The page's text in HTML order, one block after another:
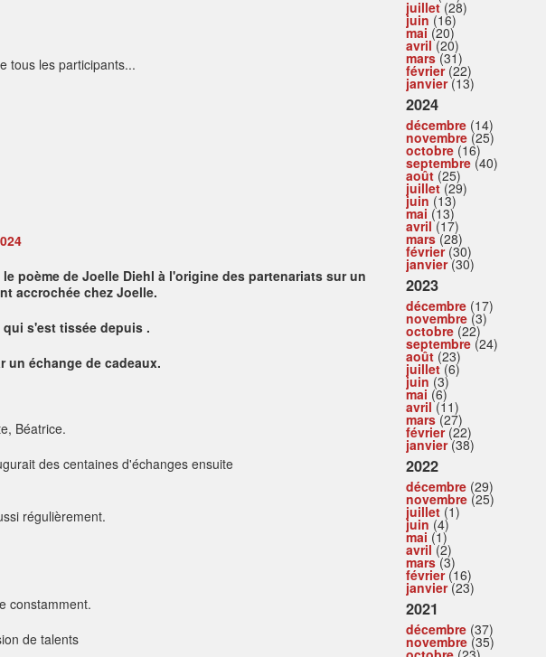
tous les participants...
poème de Joelle Diehl à l'origine des partenariats sur un
accrochée chez Joelle.
s'est tissée depuis .
un échange de cadeaux.
Béatrice.
des centaines d'échanges ensuite
régulièrement.
constamment.
de talents
juillet(28)
juin (16)
mai (20)
avril(20)
mars(31)
février(22)
janvier(13)
2024
décembre (14)
novembre (25)
octobre (16)
septembre (40)
août (25)
juillet(29)
juin (13)
mai (13)
avril(17)
mars(28)
février(30)
janvier(30)
2023
décembre (17)
novembre (3)
octobre (22)
septembre (24)
août (23)
juillet(6)
juin (3)
mai (6)
avril(11)
mars(27)
février(22)
janvier(38)
2022
décembre (29)
novembre (25)
juillet (1)
juin (4)
mai (1)
avril(2)
mars(3)
février(16)
janvier(23)
2021
décembre (37)
novembre (35)